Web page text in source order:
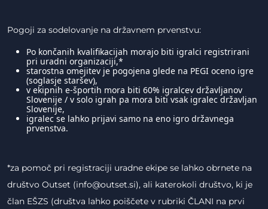
Pogoji za sodelovanje na državnem prvenstvu:
Po končanih kvalifikacijah morajo biti igralci registrirani
pri uradni organizaciji,*
starostna omejitev je pogojena glede na PEGI oceno igre
(soglasje staršev),
v ekipnih e-športih mora biti 60% igralcev državljanov
Slovenije / v solo igrah pa mora biti vsak igralec državljan
Slovenije,
igralec se lahko prijavi samo na eno igro državnega
prvenstva.
*za pomoč pri registraciji uradne ekipe se lahko obrnete na
društvo Outset (info@outset.si), ali katerokoli društvo, ki je
član EŠZS (društva lahko poiščete v rubriki ČLANI na prvi